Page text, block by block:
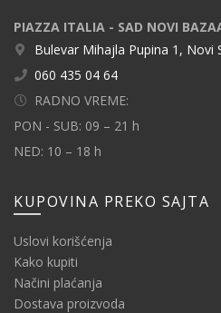
PIAZZA ITALIA - SAD NOVI
Bulevar Mihajla Pupina 1, Novi
060 435 04 64
RADNO VREME:
PON - SUB: 09 – 21 h
NED: 10 – 18 h
KUPOVINA PREKO SAJTA
Uslovi korišćenja
Kako kupiti
Načini plaćanja
Dostava proizvoda